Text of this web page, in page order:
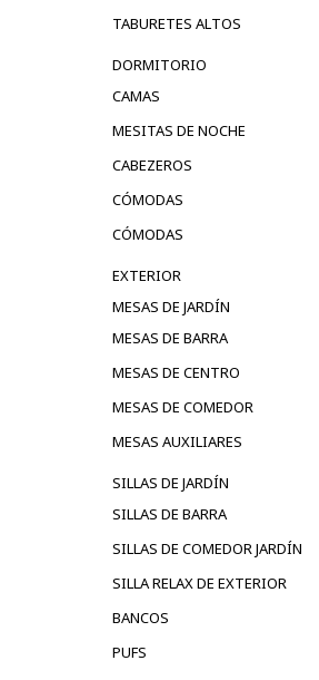
TABURETES ALTOS
DORMITORIO
CAMAS
MESITAS DE NOCHE
CABEZEROS
CÓMODAS
CÓMODAS
EXTERIOR
MESAS DE JARDÍN
MESAS DE BARRA
MESAS DE CENTRO
MESAS DE COMEDOR
MESAS AUXILIARES
SILLAS DE JARDÍN
SILLAS DE BARRA
SILLAS DE COMEDOR JARDÍN
SILLA RELAX DE EXTERIOR
BANCOS
PUFS